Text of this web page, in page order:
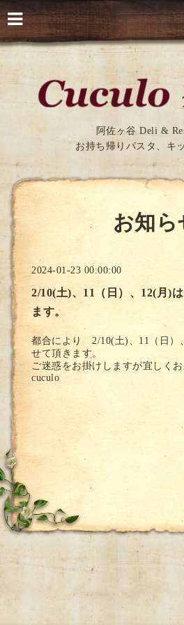
阿佐ヶ谷 Deli &
お持ち帰りパスタ、キ
お知ら
2024-01-23 00:00:00
2/10(土)、11（日）、12(月)
ます。
都合により 2/10(土)、11（日）
せて頂きます。
ご迷惑をお掛けしますが宜しくお
cuculo